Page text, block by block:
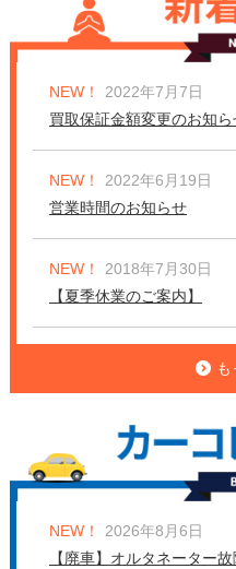
NEW！
2022年7月7日
買取保証金額変更のお知ら
NEW！
2022年6月19日
営業時間のお知らせ
NEW！
2018年7月30日
【夏季休業のご案内】
も
NEW！
2026年8月6日
【廃車】オルタネーター